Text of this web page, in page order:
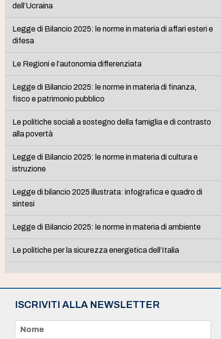
dell’Ucraina
Legge di Bilancio 2025: le norme in materia di affari esteri e
difesa
Le Regioni e l’autonomia differenziata
Legge di Bilancio 2025: le norme in materia di finanza,
fisco e patrimonio pubblico
Le politiche sociali a sostegno della famiglia e di contrasto
alla povertà
Legge di Bilancio 2025: le norme in materia di cultura e
istruzione
Legge di bilancio 2025 illustrata: infografica e quadro di
sintesi
Legge di Bilancio 2025: le norme in materia di ambiente
Le politiche per la sicurezza energetica dell’Italia
ISCRIVITI ALLA NEWSLETTER